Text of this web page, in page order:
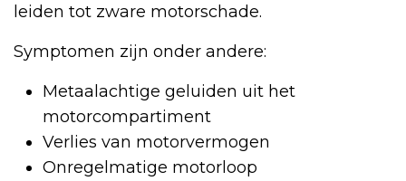
leiden tot zware motorschade.
Symptomen zijn onder andere:
Metaalachtige geluiden uit het
motorcompartiment
Verlies van motorvermogen
Onregelmatige motorloop